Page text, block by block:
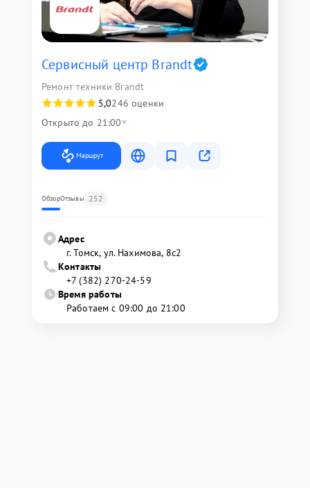
Сервисный центр Brandt
Ремонт техники Brandt
5,0246 оценки
Открыто до 21:00
Маршрут
ОбзорОтзывы 252
Адрес
г. Томск, ул. Нахимова, 8с2
Контакты
+7 (382) 270-24-59
Время работы
Работаем с 09:00 до 21:00